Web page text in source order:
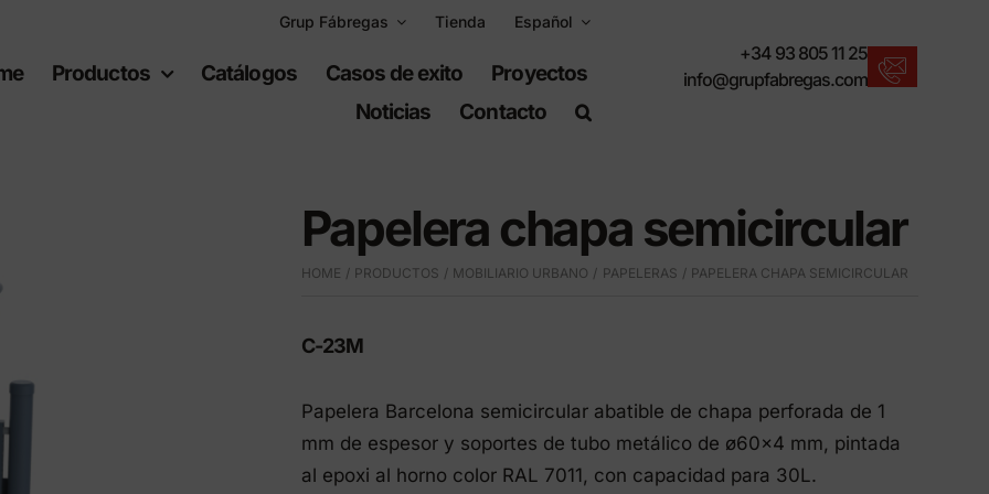
Grup Fábregas Tienda Español
Productos
recreativos
Juegos infantiles
Equipamiento deportivo
Descargar catálogos
Buscador avanzado
Un atajo para localizar productos.
Catálogos Casos de exito
Proyectos
Noticias
Contacto
+34 93 805 11 25
info@grupfabregas.com
Papelera chapa semicircular
HOME PRODUCTOS MOBILIARIO URBANO PAPELERAS PAPELERA CHAPA SEMICIRCULAR
C-23M
Papelera Barcelona semicircular abatible de chapa perforada de 1
mm de espesor y soportes de tubo metálico de ø60×4 mm, pintada
al epoxi al horno color RAL 7011, con capacidad para 30L.